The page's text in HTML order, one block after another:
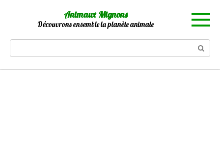
Animaux Mignons
Découvrons ensemble la planète animale